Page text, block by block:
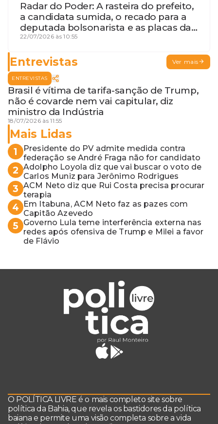
Radar do Poder: A rasteira do prefeito,
a candidata sumida, o recado para a
deputada bolsonarista e as placas da
discórdia
22/07/2026 às 10:55
Entrevistas Ver mais
ENTREVISTAS
Brasil é vítima de tarifa-sanção de Trump,
não é covarde nem vai capitular, diz
ministro da Indústria
18/07/2026 às 11:55
Mais Lidas
1
Presidente do PV admite medida contra
federação se André Fraga não for candidato
2 Adolpho Loyola diz que vai buscar o voto de
Carlos Muniz para Jerônimo Rodrigues
3 ACM Neto diz que Rui Costa precisa procurar
terapia
4
Em Itabuna, ACM Neto faz as pazes com
Capitão Azevedo
5
Governo Lula teme interferência externa nas
redes após ofensiva de Trump e Milei a favor
de Flávio
O POLÍTICA LIVRE é o mais completo site sobre
política da Bahia, que revela os bastidores da política
baiana e permite uma visão completa sobre a vida